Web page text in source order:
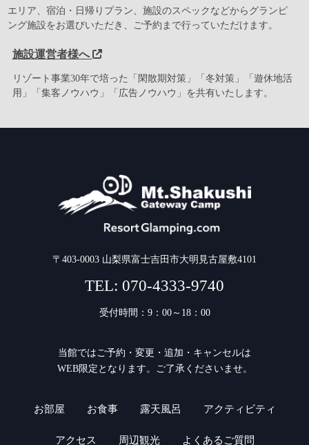
エリア、宿泊・日帰りプラン、施設のスペックなどからグランピ
ング施設をお選びいただき、ご予約まで行っていただけます。
施設運営者様へ
リゾート事業30年で培った「閑散期対策」「冬対策」「遊休地活
用」「集客ノウハウ」「広告ノウハウ」を共有いたします。
〒403-0003 山梨県富士吉田市大明見古屋敷4101
TEL: 070-4333-9740
受付時間：9：00～18：00
当館ではご予約・変更・追加・キャンセルは
WEB限定となります。ご了承くださいませ。
お部屋 お食事 露天風呂 アクティビティ
アクセス 周辺観光 よくあるご質問